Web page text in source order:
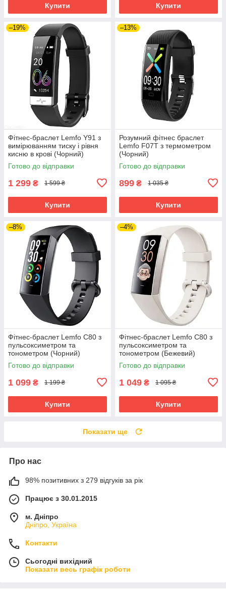
Купити Купити
–19%
Фітнес-браслет Lemfo Y91 з
вимірюванням тиску і рівня
кисню в крові (Чорний)
Готово до відправки
1 299 ₴ 1 599 ₴
Купити
–13%
Розумний фітнес браслет
Lemfo F07T з термометром
(Чорний)
Готово до відправки
899 ₴ 1 035 ₴
Купити
–8%
Фітнес-браслет Lemfo C80 з
пульсоксиметром та
тонометром (Чорний)
Готово до відправки
1 099 ₴ 1 199 ₴
Купити
–4%
Фітнес-браслет Lemfo C80 з
пульсоксиметром та
тонометром (Бежевий)
Готово до відправки
1 049 ₴ 1 095 ₴
Купити
Показати ще
Про нас
98% позитивних з 279 відгуків за рік
Працює з 30.01.2015
м. Дніпро
Дніпро, Україна
Контакти
Сьогодні вихідний
Показати весь графік роботи